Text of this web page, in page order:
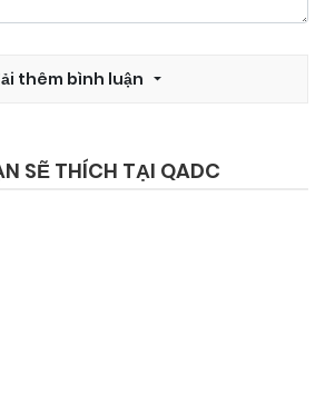
thêm bình luận
SẼ THÍCH TẠI QADC